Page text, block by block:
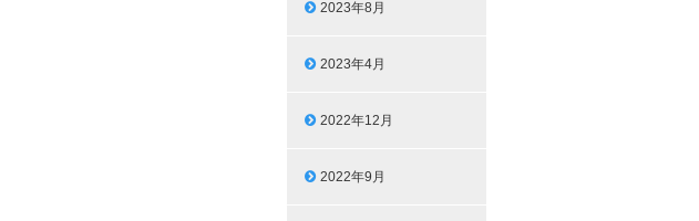
2023年8月
2023年4月
2022年12月
2022年9月